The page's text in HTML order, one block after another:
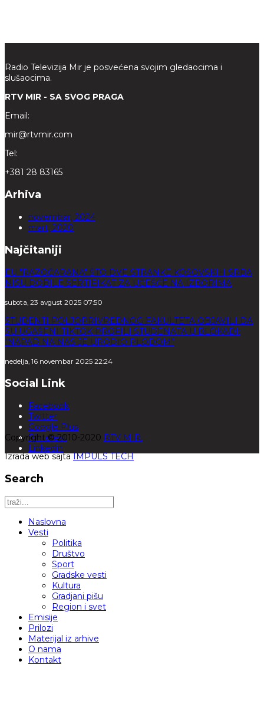
Radio Televizija Mir je posvećena svojim gledaocima i
slušaocima.
RTV MIR - SA SVOG PRAGA
Email:
mir@rtvmir.com
Tel:
+381 28 83165
Arhiva
novembar, 2024
mart, 2020
Najčitaniji
EU "RAZOČARANA" ŠTO DVE STRANKE KOSOVSKIH SRBA
NISU DOBILE SERTIFIKAT ZA UČEŠĆE NA IZBORIMA
subota, 23 avgust 2025 07:50
STUDENTI POLJOPRIVREDNOG FAKULTETA OBJAVILI DA
SU UGAŠENI TIKTOK PROFILI STUDENATA U BLOKADI:
“NAPAD NA NAS JE URODIO PLODOM”
nedelja, 16 novembar 2025 22:24
Social Link
Facebook
Twitter
Google Plus
Pinterest
Linkedin
Copyright © 2010-2020 RTV MIR.
Izrada web sajtaIMPULS TECH
Search
Naslovna
Vesti
Politika
Društvo
Sport
Gradske vesti
Kultura
Gradjani pišu
Region i svet
Emisije
Prilozi
Materijal iz arhive
O nama
Kontakt